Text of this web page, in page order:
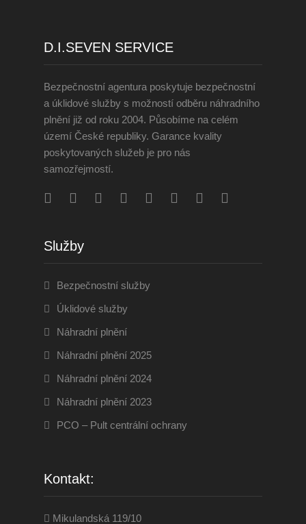
D.I.SEVEN SERVICE
Bezpečnostní agentura poskytuje bezpečnostní
a úklidové služby s možností odběru náhradního
plnění již od roku 2004. Působíme na celém
území České republiky. Garance kvality
poskytovaných služeb je pro nás
samozřejmostí.
Služby
Bezpečnostní služby
Úklidové služby
Náhradní plnění
Náhradní plnění 2025
Náhradní plnění 2024
Náhradní plnění 2023
PCO – Pult centrální ochrany
Kontakt:
Mikulandská 119/10